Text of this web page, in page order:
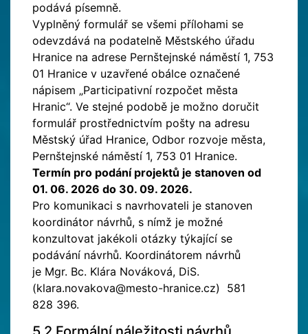
podává písemně.
Vyplněný formulář se všemi přílohami se
odevzdává na podatelně Městského úřadu
Hranice na adrese Pernštejnské náměstí 1, 753
01 Hranice v uzavřené obálce označené
nápisem „Participativní rozpočet města
Hranic“. Ve stejné podobě je možno doručit
formulář prostřednictvím pošty na adresu
Městský úřad Hranice, Odbor rozvoje města,
Pernštejnské náměstí 1, 753 01 Hranice.
Termín pro podání projektů je stanoven od
01. 06. 2026 do 30. 09. 2026.
Pro komunikaci s navrhovateli je stanoven
koordinátor návrhů, s nímž je možné
konzultovat jakékoli otázky týkající se
podávání návrhů. Koordinátorem návrhů
je Mgr. Bc. Klára Nováková, DiS.
(klara.novakova@mesto-hranice.cz) 581
828 396.